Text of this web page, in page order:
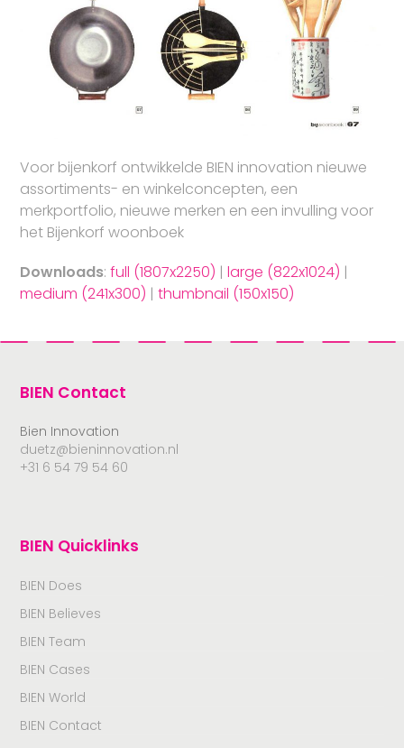
Voor bijenkorf ontwikkelde BIEN innovation nieuwe
assortiments- en winkelconcepten, een
merkportfolio, nieuwe merken en een invulling voor
het Bijenkorf woonboek
Downloads:full (1807x2250) |large (822x1024) |
medium (241x300) |thumbnail (150x150)
BIEN Contact
Bien Innovation
duetz@bieninnovation.nl
+31 6 54 79 54 60
BIEN Quicklinks
BIEN Does
BIEN Believes
BIEN Team
BIEN Cases
BIEN World
BIEN Contact